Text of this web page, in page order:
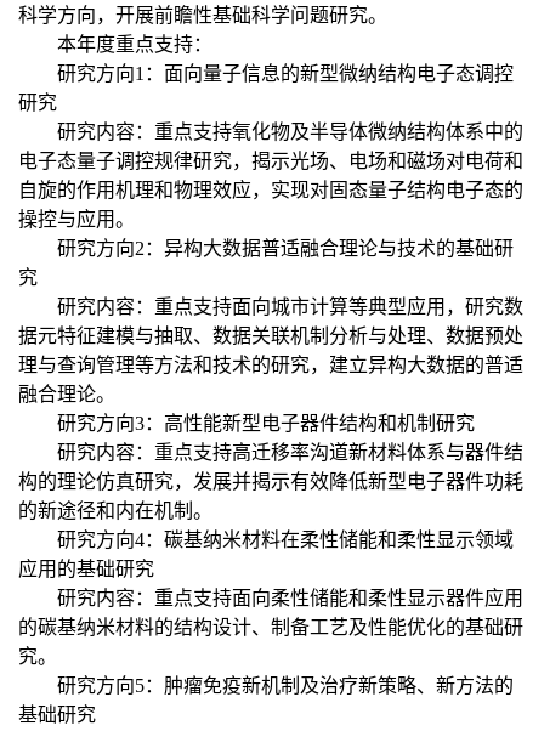
科学方向，开展前瞻性基础科学问题研究。
本年度重点支持：
研究方向1：面向量子信息的新型微纳结构电子态调控
研究
研究内容：重点支持氧化物及半导体微纳结构体系中的
电子态量子调控规律研究，揭示光场、电场和磁场对电荷和
自旋的作用机理和物理效应，实现对固态量子结构电子态的
操控与应用。
研究方向2：异构大数据普适融合理论与技术的基础研
究
研究内容：重点支持面向城市计算等典型应用，研究数
据元特征建模与抽取、数据关联机制分析与处理、数据预处
理与查询管理等方法和技术的研究，建立异构大数据的普适
融合理论。
研究方向3：高性能新型电子器件结构和机制研究
研究内容：重点支持高迁移率沟道新材料体系与器件结
构的理论仿真研究，发展并揭示有效降低新型电子器件功耗
的新途径和内在机制。
研究方向4：碳基纳米材料在柔性储能和柔性显示领域
应用的基础研究
研究内容：重点支持面向柔性储能和柔性显示器件应用
的碳基纳米材料的结构设计、制备工艺及性能优化的基础研
究。
研究方向5：肿瘤免疫新机制及治疗新策略、新方法的
基础研究